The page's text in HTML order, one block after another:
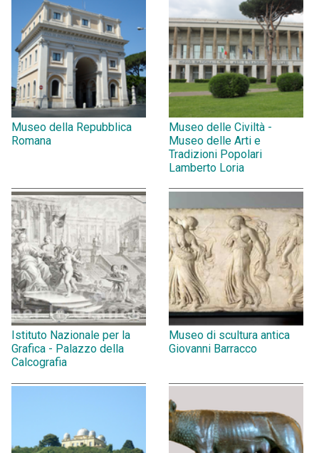
Museo della Repubblica
Romana
Museo delle Civiltà -
Museo delle Arti e
Tradizioni Popolari
Lamberto Loria
Istituto Nazionale per la
Grafica - Palazzo della
Calcografia
Museo di scultura antica
Giovanni Barracco